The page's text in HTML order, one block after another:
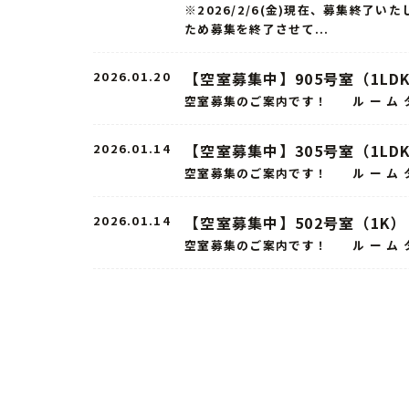
※2026/2/6(金)現在、募集終了いた
ため募集を終了させて...
2026.01.20 【空室募集中】905号室（1LDK
空室募集のご案内です！ ル
2026.01.14 【空室募集中】305号室（1LDK
空室募集のご案内です！ ル
2026.01.14 【空室募集中】502号室（1K）
空室募集のご案内です！ ル